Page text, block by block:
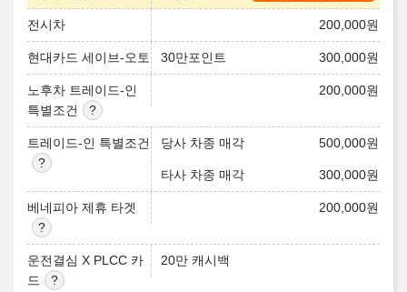
전시차 200,000원
현대카드 세이브-오토 30만포인트 300,000원
노후차 트레이드-인
특별조건
200,000원
트레이드-인 특별조건 당사 차종 매각 500,000원
타사 차종 매각 300,000원
베네피아 제휴 타겟 200,000원
운전결심 X PLCC 카
드
20만 캐시백